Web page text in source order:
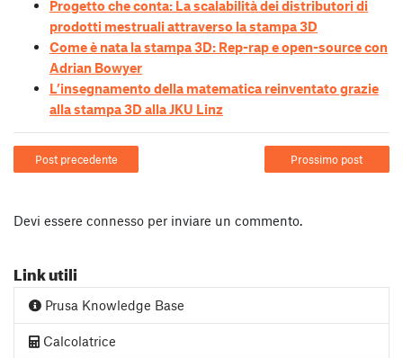
Progetto che conta: La scalabilità dei distributori di
prodotti mestruali attraverso la stampa 3D
Come è nata la stampa 3D: Rep-rap e open-source con
Adrian Bowyer
L’insegnamento della matematica reinventato grazie
alla stampa 3D alla JKU Linz
Post precedente Prossimo post
Devi essere connesso per inviare un commento.
Link utili
Prusa Knowledge Base
Calcolatrice